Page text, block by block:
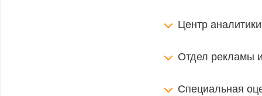
Центр аналитики
Отдел рекламы
Специальная